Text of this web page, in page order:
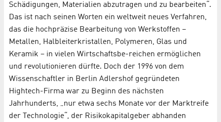
Schädigungen, Materialien abzutragen und zu bearbeiten“.
Das ist nach seinen Worten ein weltweit neues Verfahren,
das die hochpräzise Bearbeitung von Werkstoffen –
Metallen, Halbleiterkristallen, Polymeren, Glas und
Keramik – in vielen Wirtschaftsbe-reichen ermöglichen
und revolutionieren dürfte. Doch der 1996 von dem
Wissenschaftler in Berlin Adlershof gegründeten
Hightech-Firma war zu Beginn des nächsten
Jahrhunderts, „nur etwa sechs Monate vor der Marktreife
der Technologie“, der Risikokapitalgeber abhanden